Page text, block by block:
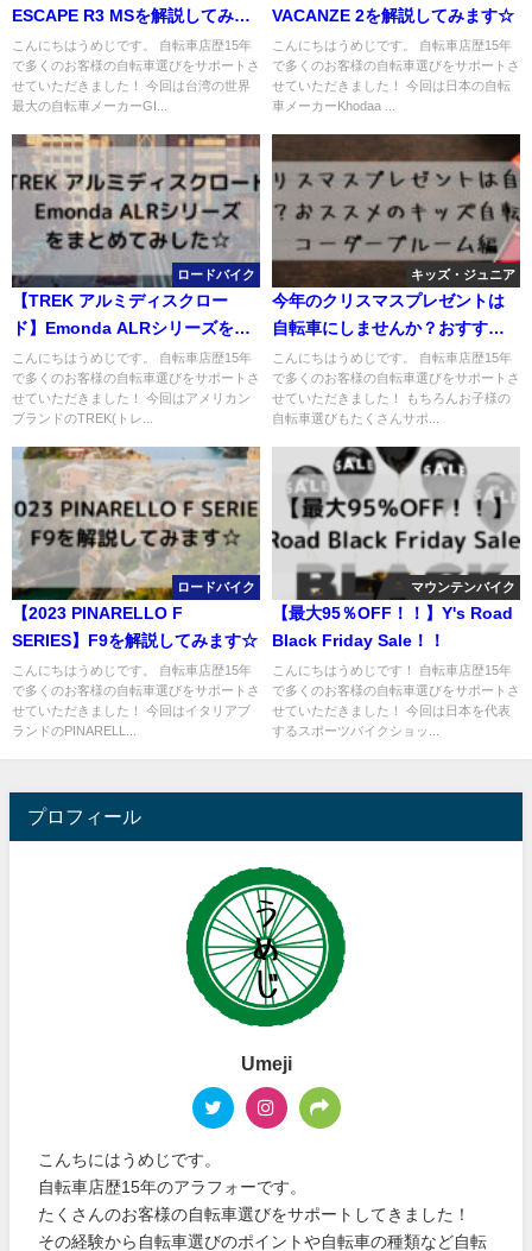
ESCAPE R3 MSを解説してみま
す☆
こんにちはうめじです。 自転車店歴15年
で多くのお客様の自転車選びをサポートさ
せていただきました！ 今回は台湾の世界
最大の自転車メーカーGI...
VACANZE 2を解説してみます☆
こんにちはうめじです。 自転車店歴15年
で多くのお客様の自転車選びをサポートさ
せていただきました！ 今回は日本の自転
車メーカーKhodaa ...
ロードバイク
【TREK アルミディスクロー
ド】Emonda ALRシリーズをま
とめてみした☆
こんにちはうめじです。 自転車店歴15年
で多くのお客様の自転車選びをサポートさ
せていただきました！ 今回はアメリカン
ブランドのTREK(トレ...
キッズ・ジュニア
今年のクリスマスプレゼントは
自転車にしませんか？おすすめ
のキッズ自転車です☆コーダー
ブルーム編その１
こんにちはうめじです。 自転車店歴15年
で多くのお客様の自転車選びをサポートさ
せていただきました！ もちろんお子様の
自転車選びもたくさんサポ...
ロードバイク
【2023 PINARELLO F
SERIES】F9を解説してみます☆
こんにちはうめじです。 自転車店歴15年
で多くのお客様の自転車選びをサポートさ
せていただきました！ 今回はイタリアブ
ランドのPINARELL...
マウンテンバイク
【最大95％OFF！！】Y's Road
Black Friday Sale！！
こんにちはうめじです！ 自転車店歴15年
で多くのお客様の自転車選びをサポートさ
せていただきました！ 今回は日本を代表
するスポーツバイクショッ...
プロフィール
Umeji
こんちにはうめじです。
自転車店歴15年のアラフォーです。
たくさんのお客様の自転車選びをサポートしてきました！
その経験から自転車選びのポイントや自転車の種類など自転